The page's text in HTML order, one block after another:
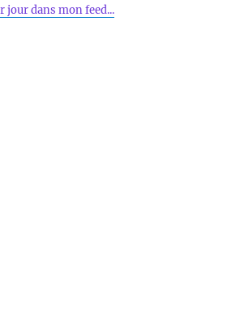
jour dans mon feed...